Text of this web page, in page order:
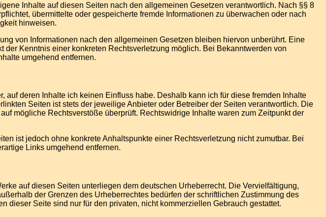
Inhalte auf diesen Seiten nach den allgemeinen Gesetzen verantwortlich. Nach §§ 8
übermittelte oder gespeicherte fremde Informationen zu überwachen oder nach
hinweisen.
von Informationen nach den allgemeinen Gesetzen bleiben hiervon unberührt. Eine
Kenntnis einer konkreten Rechtsverletzung möglich. Bei Bekanntwerden von
umgehend entfernen.
auf deren Inhalte ich keinen Einfluss habe. Deshalb kann ich für diese fremden Inhalte
Seiten ist stets der jeweilige Anbieter oder Betreiber der Seiten verantwortlich. Die
mögliche Rechtsverstöße überprüft. Rechtswidrige Inhalte waren zum Zeitpunkt der
ist jedoch ohne konkrete Anhaltspunkte einer Rechtsverletzung nicht zumutbar. Bei
Links umgehend entfernen.
auf diesen Seiten unterliegen dem deutschen Urheberrecht. Die Vervielfältigung,
der Grenzen des Urheberrechtes bedürfen der schriftlichen Zustimmung des
dieser Seite sind nur für den privaten, nicht kommerziellen Gebrauch gestattet.